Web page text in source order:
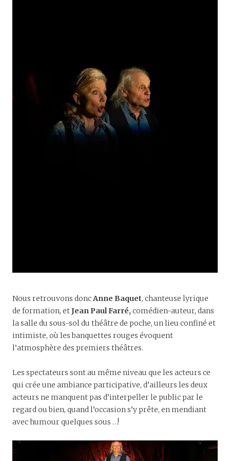
Nous retrouvons doncAnne Baquet, chanteuse lyrique
de formation, etJean Paul Farré, comédien-auteur, dans
la salle du sous-sol du théâtre de poche, un lieu confiné et
intimiste, où les banquettes rouges évoquent
l’atmosphère des premiers théâtres.
Les spectateurs sont au même niveau que les acteurs ce
qui crée une ambiance participative, d’ailleurs les deux
acteurs ne manquent pas d’interpeller le public par le
regard ou bien, quand l’occasion s’y prête, en mendiant
avec humour quelques sous …!